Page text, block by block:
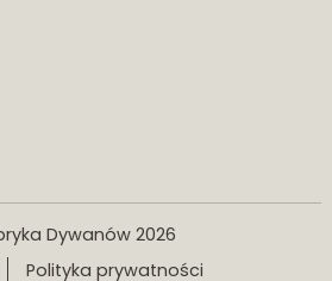
Dywanów 2026
Polityka prywatności